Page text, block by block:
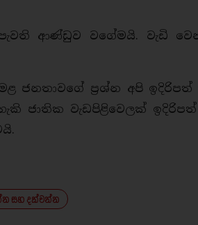
ආණ්ඩුව වගේමයි. වැඩි
ජනතාවගේ ප්‍රශ්න අපි ඉදිරිපත්
ජාතික වැඩපිළිවෙලක්
සහ දක්වන්න